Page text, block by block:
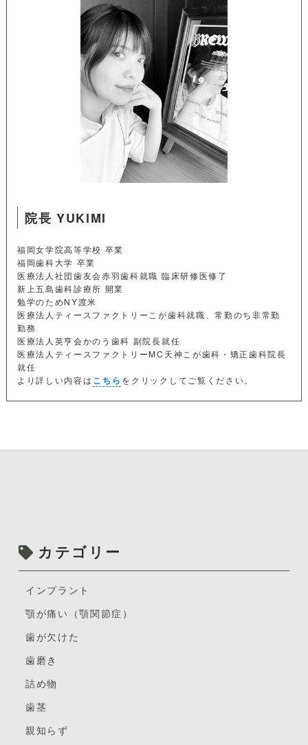
院長 YUKIMI
福岡女学院高等学校 卒業
福岡歯科大学 卒業
医療法人社団歯友会赤羽歯科就職 臨床研修医修了
新上五島歯科診療所 開業
勉学のためNY渡米
医療法人ティースファクトリーこが歯科就職、常勤のち非常勤
勤務
医療法人英亨会かのう歯科 副院長就任
医療法人ティースファクトリーMC天神こが歯科・矯正歯科院長
就任
より詳しい内容は こちら をクリックしてご覧ください。
カテゴリー
インプラント
顎が痛い（顎関節症）
歯が欠けた
歯磨き
詰め物
歯茎
親知らず